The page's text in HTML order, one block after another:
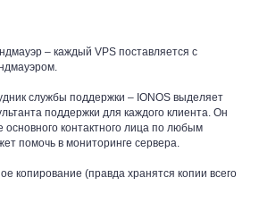
– каждый VPS поставляется с
службы поддержки – IONOS выделяет
поддержки для каждого клиента. Он
основного контактного лица по любым
помочь в мониторинге сервера.
копирование (правда хранятся копии всего